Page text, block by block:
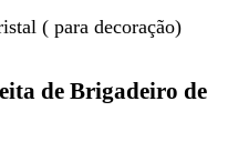
( para decoração)
de Brigadeiro de